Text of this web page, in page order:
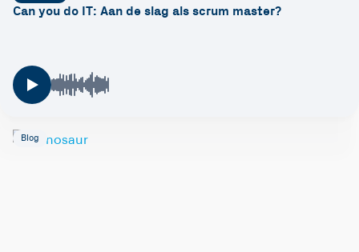
Can you do IT: Aan de slag als scrum master?
Blog